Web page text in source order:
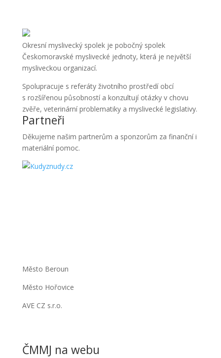
Okresní myslivecký spolek je pobočný spolek
Českomoravské myslivecké jednoty, která je největší
mysliveckou organizací.
Spolupracuje s referáty životního prostředí obcí
s rozšířenou působností a konzultují otázky v chovu
zvěře, veterinární problematiky a myslivecké legislativy.
Partneři
Děkujeme našim partnerům a sponzorům za finanční i
materiální pomoc.
Město Beroun
Město Hořovice
AVE CZ s.r.o.
ČMMJ na webu